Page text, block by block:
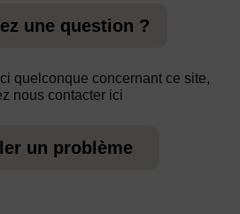
une question ?
quelconque concernant ce site,
nous contacter ici
un problème